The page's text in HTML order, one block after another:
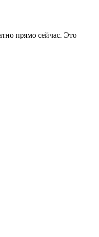
прямо сейчас. Это